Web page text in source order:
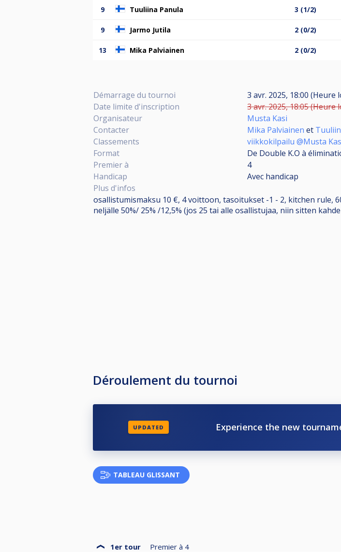
9 Tuuliina Panula 3 (1/2)
9 Jarmo Jutila 2 (0/2)
13 Mika Palviainen 2 (0/2)
Démarrage du tournoi
3 avr. 2025, 18:00 (Heure
Date limite d'inscription
3 avr. 2025, 18:05 (Heure
Organisateur
Musta Kasi
Contacter
Mika Palviainen et
Classements
viikkokilpailu @Musta
Format
De Double K.O à
Premier à
4
Handicap
Avec handicap
Plus d'infos
osallistumismaksu 10 €, 4 voittoon, tasoitukset -1 - 2, kitchen rule,
neljälle 50%/ 25% /12,5% (jos 25 tai alle osallistujaa, niin sitten
Déroulement du tournoi
UPDATED Experience the new
TABLEAU GLISSANT
1er tour Premier à 4